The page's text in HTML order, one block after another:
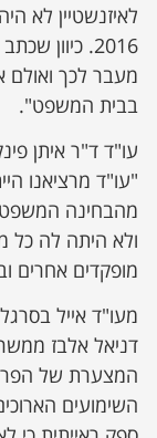
לאיזנשטיין לא
2016. כיוון
מעבר לכך ואולם
בבית המשפט".
עו"ד ד"ר איתן
"עו"ד מרציאנו
מהבחינה
ולא היתה לה כל
מופקדים אחרים
מעו"ד אייל
דניאל אלבז
המצערת של
השימועים